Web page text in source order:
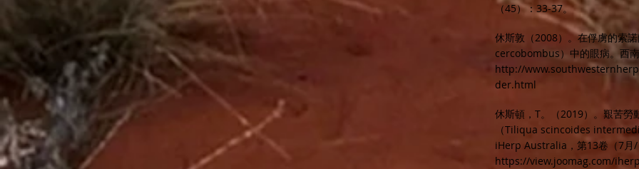
（45）：33-37。
休斯敦（2008）。在俘虜的索
cercobombus）中的眼病。西
http://
der.html
休斯頓，T。（2019）。艱苦勞
（Tiliqua scincoides
iHerp Australia，第13卷（7月
https://view.joomag.com/